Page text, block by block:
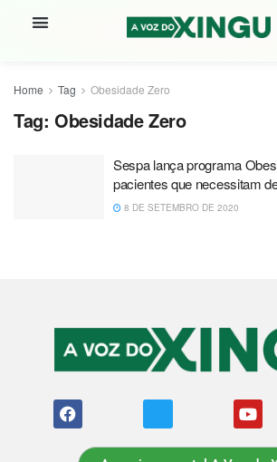
Home Tag Obesidade Zero
Tag: Obesidade Zero
Sespa lança programa
pacientes que necessitam
8 DE SETEMBRO DE 2020